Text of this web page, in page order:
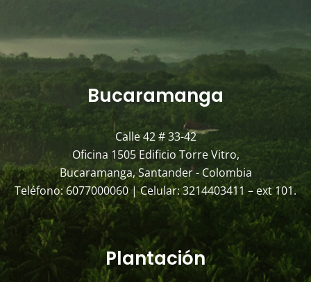
Bucaramanga
Calle 42 # 33-42
Oficina 1505 Edificio Torre Vitro,
Bucaramanga, Santander - Colombia
Teléfono: 6077000060 | Celular: 3214403411 – ext 101.
Plantación